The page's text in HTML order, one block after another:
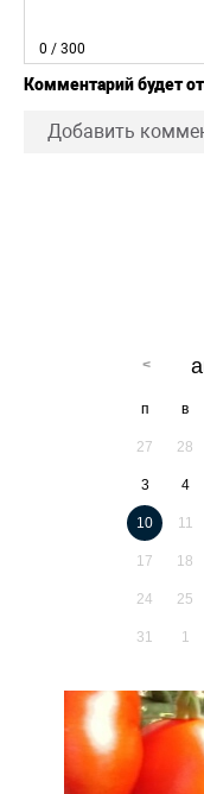
0 / 300
Комментарий будет
Добавить
п в
27 28
3 4
10 11
17 18
24 25
31 1